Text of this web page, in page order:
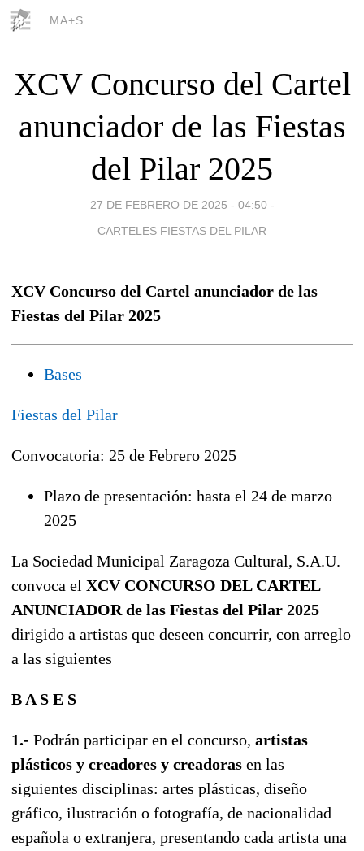
MA+S
XCV Concurso del Cartel
anunciador de las Fiestas
del Pilar 2025
27 DE FEBRERO DE 2025 - 04:50 -
CARTELES FIESTAS DEL PILAR
XCV Concurso del Cartel anunciador de las
Fiestas del Pilar 2025
Bases
Fiestas del Pilar
Convocatoria: 25 de Febrero 2025
Plazo de presentación: hasta el 24 de marzo
2025
La Sociedad Municipal Zaragoza Cultural, S.A.U.
convoca el XCV CONCURSO DEL CARTEL
ANUNCIADOR de las Fiestas del Pilar 2025
dirigido a artistas que deseen concurrir, con arreglo
a las siguientes
B A S E S
1.- Podrán participar en el concurso, artistas
plásticos y creadores y creadoras en las
siguientes disciplinas: artes plásticas, diseño
gráfico, ilustración o fotografía, de nacionalidad
española o extranjera, presentando cada artista una